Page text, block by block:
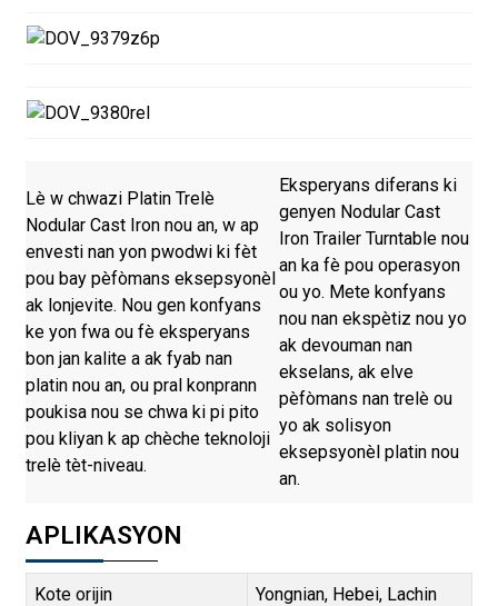
Lè w chwazi Platin Trelè
Nodular Cast Iron nou an, w ap
envesti nan yon pwodwi ki fèt
pou bay pèfòmans eksepsyonèl
ak lonjevite. Nou gen konfyans
ke yon fwa ou fè eksperyans
bon jan kalite a ak fyab nan
platin nou an, ou pral konprann
poukisa nou se chwa ki pi pito
pou kliyan k ap chèche teknoloji
trelè tèt-niveau.
Eksperyans diferans ki
genyen Nodular Cast
Iron Trailer Turntable nou
an ka fè pou operasyon
ou yo. Mete konfyans
nou nan ekspètiz nou yo
ak devouman nan
ekselans, ak elve
pèfòmans nan trelè ou
yo ak solisyon
eksepsyonèl platin nou
an.
APLIKASYON
Kote orijin Yongnian, Hebei, Lachin